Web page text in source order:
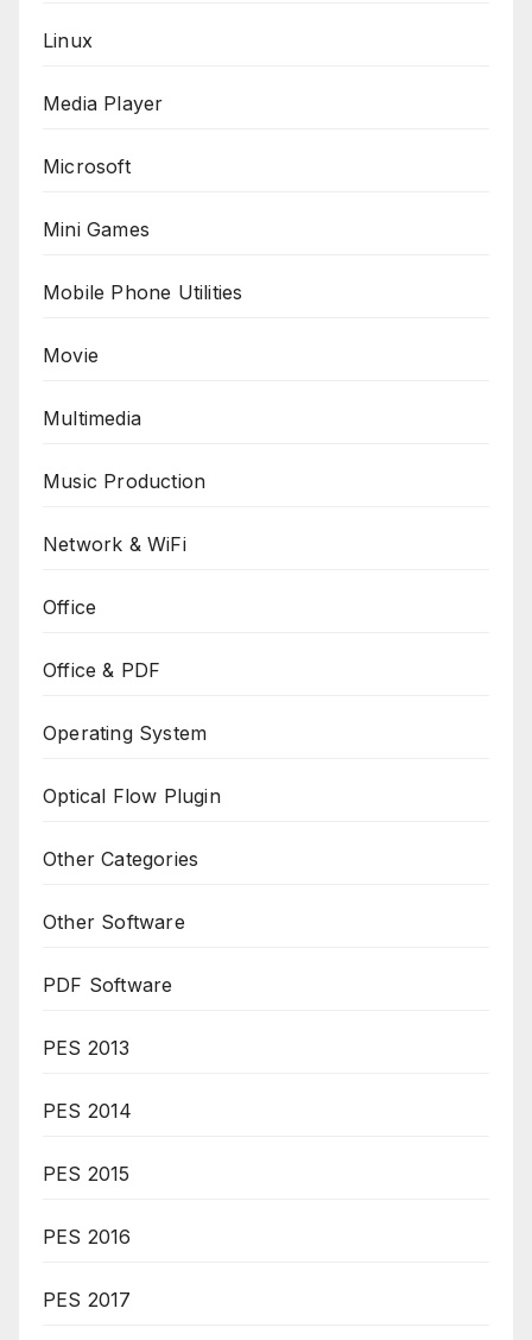
Linux
Media Player
Microsoft
Mini Games
Mobile Phone Utilities
Movie
Multimedia
Music Production
Network & WiFi
Office
Office & PDF
Operating System
Optical Flow Plugin
Other Categories
Other Software
PDF Software
PES 2013
PES 2014
PES 2015
PES 2016
PES 2017